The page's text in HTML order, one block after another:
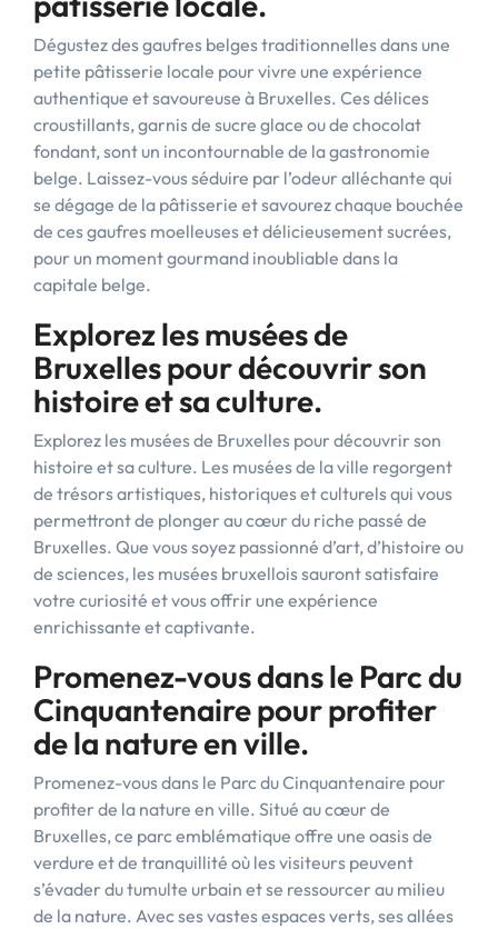
Dégustez des gaufres belges traditionnelles dans une
petite pâtisserie locale pour vivre une expérience
authentique et savoureuse à Bruxelles. Ces délices
croustillants, garnis de sucre glace ou de chocolat
fondant, sont un incontournable de la gastronomie
belge. Laissez-vous séduire par l’odeur alléchante qui
se dégage de la pâtisserie et savourez chaque bouchée
de ces gaufres moelleuses et délicieusement sucrées,
pour un moment gourmand inoubliable dans la
capitale belge.
Explorez les musées de
Bruxelles pour découvrir son
histoire et sa culture.
Explorez les musées de Bruxelles pour découvrir son
histoire et sa culture. Les musées de la ville regorgent
de trésors artistiques, historiques et culturels qui vous
permettront de plonger au cœur du riche passé de
Bruxelles. Que vous soyez passionné d’art, d’histoire ou
de sciences, les musées bruxellois sauront satisfaire
votre curiosité et vous offrir une expérience
enrichissante et captivante.
Promenez-vous dans le Parc du
Cinquantenaire pour profiter
de la nature en ville.
Promenez-vous dans le Parc du Cinquantenaire pour
profiter de la nature en ville. Situé au cœur de
Bruxelles, ce parc emblématique offre une oasis de
verdure et de tranquillité où les visiteurs peuvent
s’évader du tumulte urbain et se ressourcer au milieu
de la nature. Avec ses vastes espaces verts, ses allées